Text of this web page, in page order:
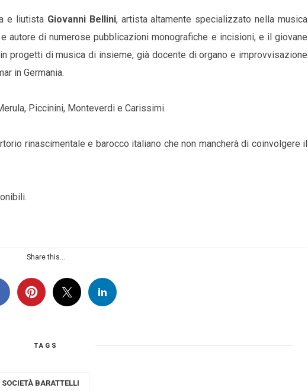
e liutista Giovanni Bellini, artista altamente specializzato nella musica
autore di numerose pubblicazioni monografiche e incisioni, e il giovane
progetti di musica di insieme, già docente di organo e improvvisazione
in Germania.
Piccinini, Monteverdi e Carissimi.
rinascimentale e barocco italiano che non mancherà di coinvolgere il
Share this...
TAGS
SOCIETÀ BARATTELLI